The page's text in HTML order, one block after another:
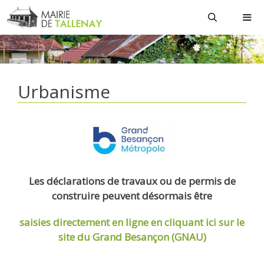
Aller
au
contenu
Urbanisme
Les déclarations de travaux ou de permis de
construire peuvent désormais être
saisies directement en ligneen cliquant ici sur le
site du Grand Besançon (GNAU)